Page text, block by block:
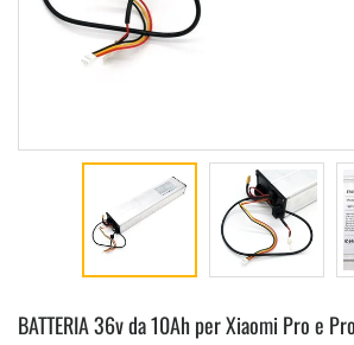
BATTERIA 36v da 10Ah per Xiaomi Pro e